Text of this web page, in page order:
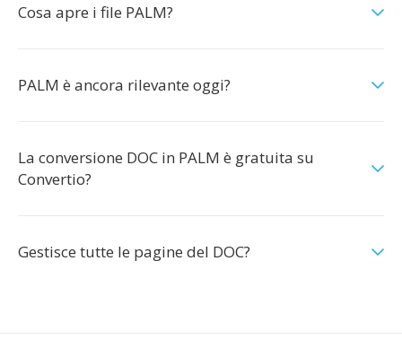
Cosa apre i file PALM?
PALM è ancora rilevante oggi?
La conversione DOC in PALM è gratuita su
Convertio?
Gestisce tutte le pagine del DOC?